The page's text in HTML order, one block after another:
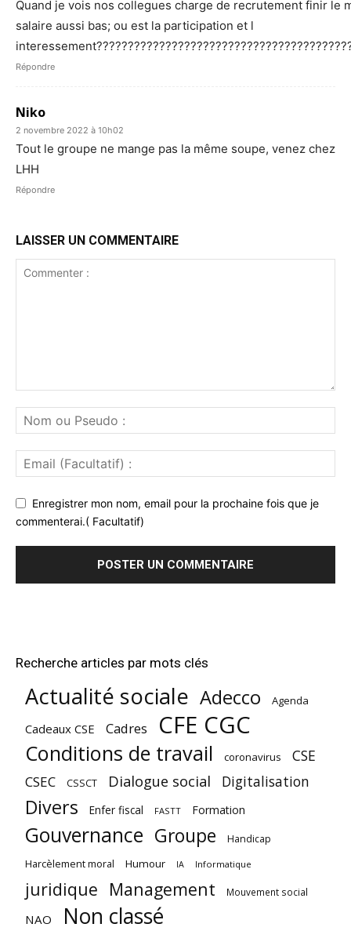
Quand je vois nos collegues charge de recrutement finir le
salaire aussi bas; ou est la participation et l
Répondre
Niko
2 novembre 2022 à 10h02
Tout le groupe ne mange pas la même soupe, venez chez
LHH
Répondre
LAISSER UN COMMENTAIRE
Enregistrer mon nom, email pour la prochaine fois que je
commenterai.( Facultatif)
Recherche articles par mots clés
Actualité sociale Adecco Agenda
Cadeaux CSE Cadres CFE CGC
Conditions de travail coronavirus CSE
CSEC CSSCT Dialogue social Digitalisation
Divers Enfer fiscal FASTT Formation
Gouvernance Groupe Handicap
Harcèlement moral Humour IA Informatique
juridique Management Mouvement social
NAO Non classé